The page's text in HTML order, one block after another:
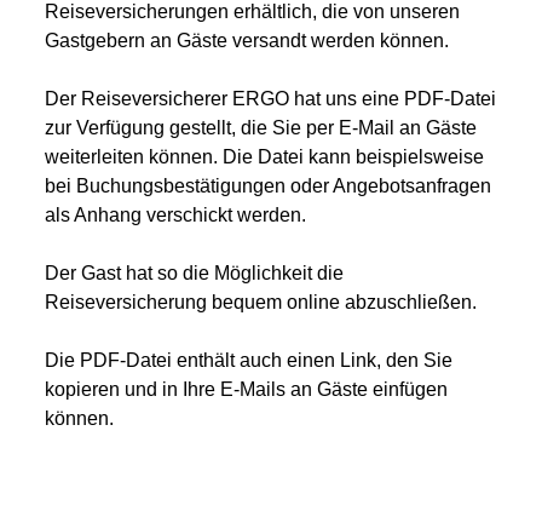
Reiseversicherungen erhältlich, die von unseren
Gastgebern an Gäste versandt werden können.
Der Reiseversicherer ERGO hat uns eine PDF-Datei
zur Verfügung gestellt, die Sie per E-Mail an Gäste
weiterleiten können. Die Datei kann beispielsweise
bei Buchungsbestätigungen oder Angebotsanfragen
als Anhang verschickt werden.
Der Gast hat so die Möglichkeit die
Reiseversicherung bequem online abzuschließen.
Die PDF-Datei enthält auch einen Link, den Sie
kopieren und in Ihre E-Mails an Gäste einfügen
können.